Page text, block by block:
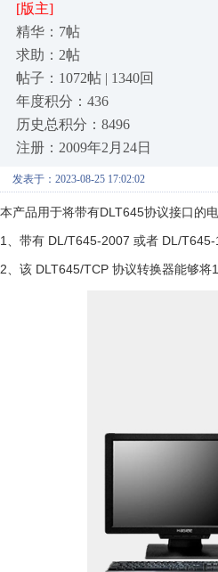
[版主]
精华：7帖
求助：2帖
帖子：1072帖 | 1340回
年度积分：436
历史总积分：8496
注册：2009年2月24日
发表于：2023-08-25 17:02:02
本产品用于将带有DLT645协议接口的
1、带有 DL/T645-2007 或者 DL/
2、该 DLT645/TCP 协议转换器能够